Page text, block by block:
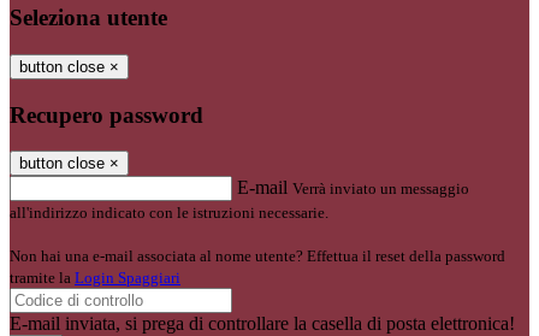
Seleziona utente
button close ×
Recupero password
button close ×
E-mail Verrà inviato un messaggio
all'indirizzo indicato con le istruzioni necessarie.
Non hai una e-mail associata al nome utente? Effettua il reset della password
tramite la Login Spaggiari
E-mail inviata, si prega di controllare la casella di posta elettronica!